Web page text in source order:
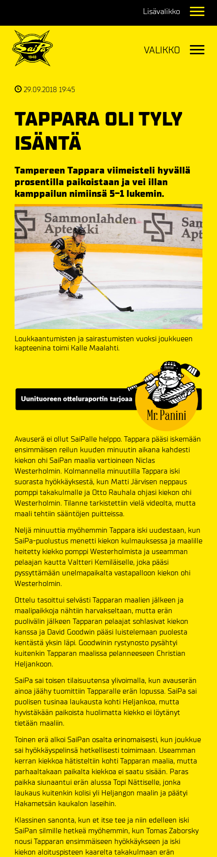
29.09.2018 19:45
TAPPARA OLI TYLY
ISÄNTÄ
Tampereen Tappara viimeisteli hyvällä
prosentilla paikoistaan ja vei illan
kamppailun nimiinsä 5-1 lukemin.
Loukkaantumisten ja sairastumisten vuoksi joukkueen
kapteenina toimi Kalle Maalahti.
Avauserä ei ollut SaiPalle helppo. Tappara pääsi iskemään
ensimmäisen reilun kuuden minuutin aikana kahdesti
kiekon ohi SaiPan maalia vartioineen Niclas
Westerholmin. Kolmannella minuutilla Tappara iski
suorasta hyökkäyksestä, kun Matti Järvisen neppaus
pomppi takakulmalle ja Otto Rauhala ohjasi kiekon ohi
Westerholmin. Tilanne tarkistettiin vielä videolta, mutta
maali tehtiin sääntöjen puitteissa.
Neljä minuuttia myöhemmin Tappara iski uudestaan, kun
SaiPa-puolustus menetti kiekon kulmauksessa ja maalille
heitetty kiekko pomppi Westerholmista ja useamman
pelaajan kautta Valtteri Kemiläiselle, joka pääsi
pyssyttämään unelmapaikalta vastapalloon kiekon ohi
Westerholmin.
Ottelu tasoittui selvästi Tapparan maalien jälkeen ja
maalipaikkoja nähtiin harvakseltaan, mutta erän
puolivälin jälkeen Tapparan pelaajat sohlasivat kiekon
kanssa ja David Goodwin pääsi luistelemaan puolesta
kentästä yksin läpi. Goodwinin rystynosto pysähtyi
kuitenkin Tapparan maalissa pelanneeseen Christian
Heljankoon.
SaiPa sai toisen tilaisuutensa ylivoimalla, kun avauserän
ainoa jäähy tuomittiin Tapparalle erän lopussa. SaiPa sai
puolisen tusinaa laukausta kohti Heljankoa, mutta
hyvistäkään paikoista huolimatta kiekko ei löytänyt
tietään maaliin.
Toinen erä alkoi SaiPan osalta erinomaisesti, kun joukkue
sai hyökkäyspelinsä hetkellisesti toimimaan. Useamman
kerran kiekkoa hätisteltiin kohti Tapparan maalia, mutta
parhaaltakaan paikalta kiekkoa ei saatu sisään. Paras
paikka siunaantui erän alussa Topi Nättiselle, jonka
laukaus kuitenkin kolisi yli Heljangon maalin ja päätyi
Hakametsän kaukalon laseihin.
Klassinen sanonta, kun et itse tee ja niin edelleen iski
SaiPan silmille hetkeä myöhemmin, kun Tomas Zaborsky
nousi Tapparan ensimmäiseen hyökkäykseen ja iski
kiekon aloituspisteen kaarelta takakulmaan erän